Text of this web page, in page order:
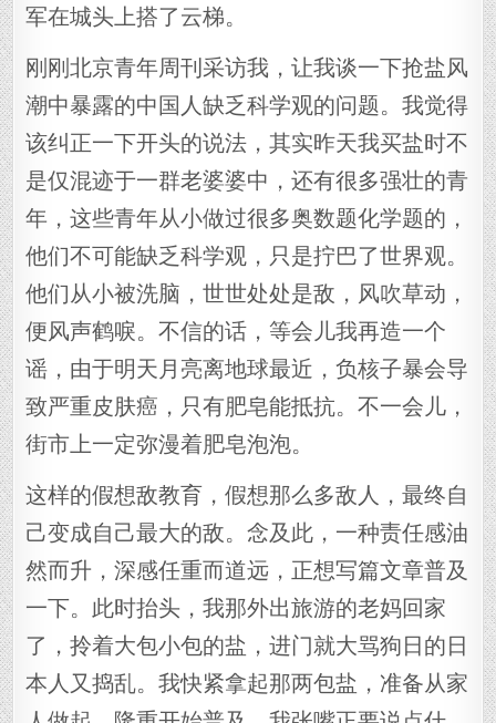
军在城头上搭了云梯。
刚刚北京青年周刊采访我，让我谈一下抢盐风
潮中暴露的中国人缺乏科学观的问题。我觉得
该纠正一下开头的说法，其实昨天我买盐时不
是仅混迹于一群老婆婆中，还有很多强壮的青
年，这些青年从小做过很多奥数题化学题的，
他们不可能缺乏科学观，只是拧巴了世界观。
他们从小被洗脑，世世处处是敌，风吹草动，
便风声鹤唳。不信的话，等会儿我再造一个
谣，由于明天月亮离地球最近，负核子暴会导
致严重皮肤癌，只有肥皂能抵抗。不一会儿，
街市上一定弥漫着肥皂泡泡。
这样的假想敌教育，假想那么多敌人，最终自
己变成自己最大的敌。念及此，一种责任感油
然而升，深感任重而道远，正想写篇文章普及
一下。此时抬头，我那外出旅游的老妈回家
了，拎着大包小包的盐，进门就大骂狗日的日
本人又捣乱。我快紧拿起那两包盐，准备从家